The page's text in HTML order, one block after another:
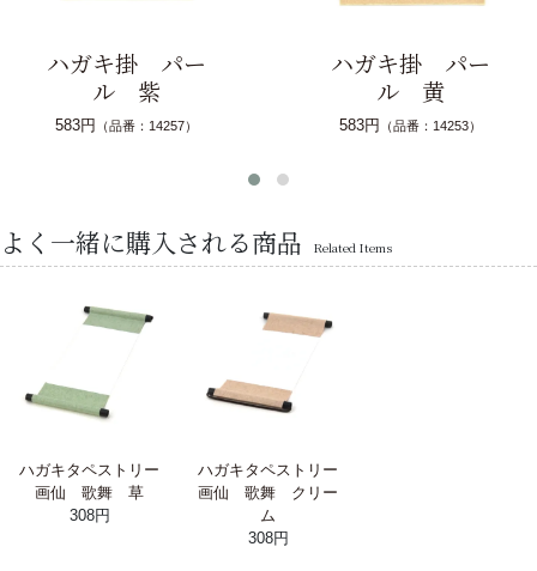
ハガキ掛 パー
ル 紫
583円 （品番：14257）
ハガキ掛 パー
ル 黄
583円 （品番：14253）
よく一緒に購入される商品 Related Items
ハガキタペストリー
画仙 歌舞 草
308円
ハガキタペストリー
画仙 歌舞 クリー
ム
308円